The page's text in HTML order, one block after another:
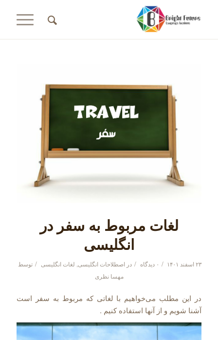
لغات مربوط به سفر در
انگلیسی
۲۳ اسفند ۱۴۰۱ / ۰ دیدگاه / دراصطلاحات انگلیسی‌, لغات انگلیسی / توسط
مهسا نظری
در این مطلب می‌خواهیم با لغاتی که مربوط به سفر است
آشنا شویم و از آنها استفاده کنیم .